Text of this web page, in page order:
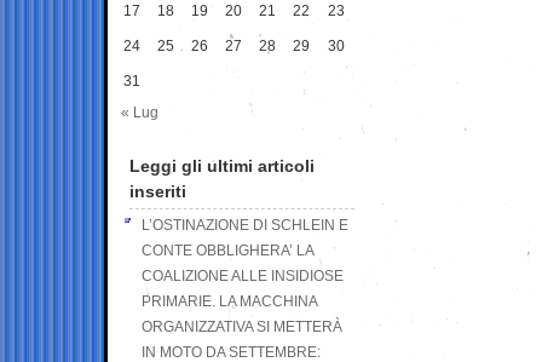
17 18 19 20 21 22 23
24 25 26 27 28 29 30
31
« Lug
Leggi gli ultimi articoli
inseriti
L’OSTINAZIONE DI SCHLEIN E
CONTE OBBLIGHERA’ LA
COALIZIONE ALLE INSIDIOSE
PRIMARIE. LA MACCHINA
ORGANIZZATIVA SI METTERÀ
IN MOTO DA SETTEMBRE: